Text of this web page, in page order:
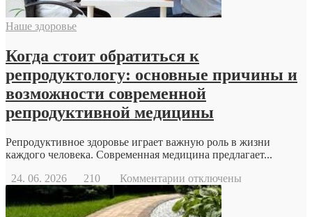
Наше здоровье
Когда стоит обратиться к
репродуктологу: основные причины и
возможности современной
репродуктивной медицины
Репродуктивное здоровье играет важную роль в жизни
каждого человека. Современная медицина предлагает...
24. 06. 2026
210 Комментарии к
записи
Когда
отключены